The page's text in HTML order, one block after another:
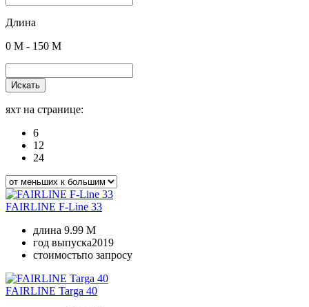
Длина
0 M - 150 M
Искать
яхт на странице:
6
12
24
FAIRLINE F-Line 33
длина 9.99 M
год выпуска2019
стоимостьпо запросу
FAIRLINE Targa 40